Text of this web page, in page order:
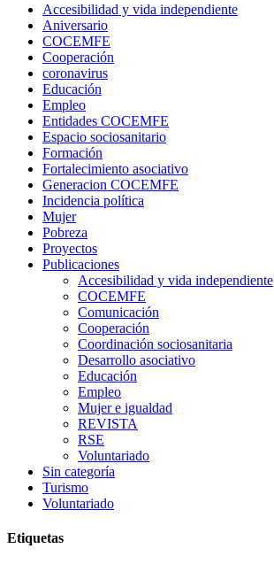
Accesibilidad y vida independiente
Aniversario
COCEMFE
Cooperación
coronavirus
Educación
Empleo
Entidades COCEMFE
Espacio sociosanitario
Formación
Fortalecimiento asociativo
Generacion COCEMFE
Incidencia política
Mujer
Pobreza
Proyectos
Publicaciones
Accesibilidad y vida independiente
COCEMFE
Comunicación
Cooperación
Coordinación sociosanitaria
Desarrollo asociativo
Educación
Empleo
Mujer e igualdad
REVISTA
RSE
Voluntariado
Sin categoría
Turismo
Voluntariado
Etiquetas